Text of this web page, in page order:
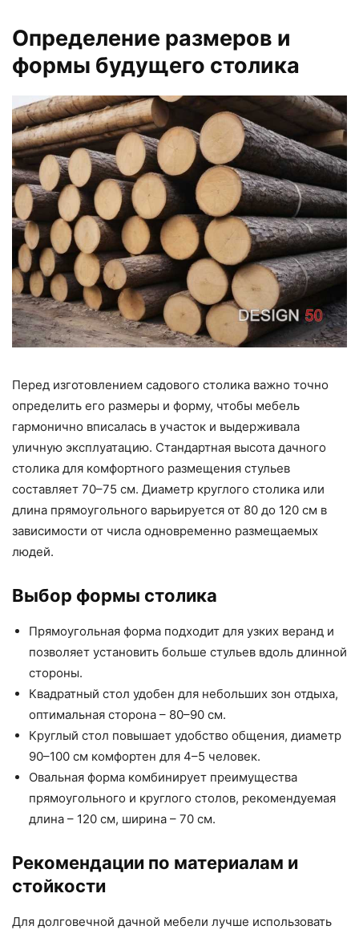
Определение размеров и
формы будущего столика
Перед изготовлением садового столика важно точно
определить его размеры и форму, чтобы мебель
гармонично вписалась в участок и выдерживала
уличную эксплуатацию. Стандартная высота дачного
столика для комфортного размещения стульев
составляет 70–75 см. Диаметр круглого столика или
длина прямоугольного варьируется от 80 до 120 см в
зависимости от числа одновременно размещаемых
людей.
Выбор формы столика
Прямоугольная форма подходит для узких веранд и
позволяет установить больше стульев вдоль длинной
стороны.
Квадратный стол удобен для небольших зон отдыха,
оптимальная сторона – 80–90 см.
Круглый стол повышает удобство общения, диаметр
90–100 см комфортен для 4–5 человек.
Овальная форма комбинирует преимущества
прямоугольного и круглого столов, рекомендуемая
длина – 120 см, ширина – 70 см.
Рекомендации по материалам и
стойкости
Для долговечной дачной мебели лучше использовать